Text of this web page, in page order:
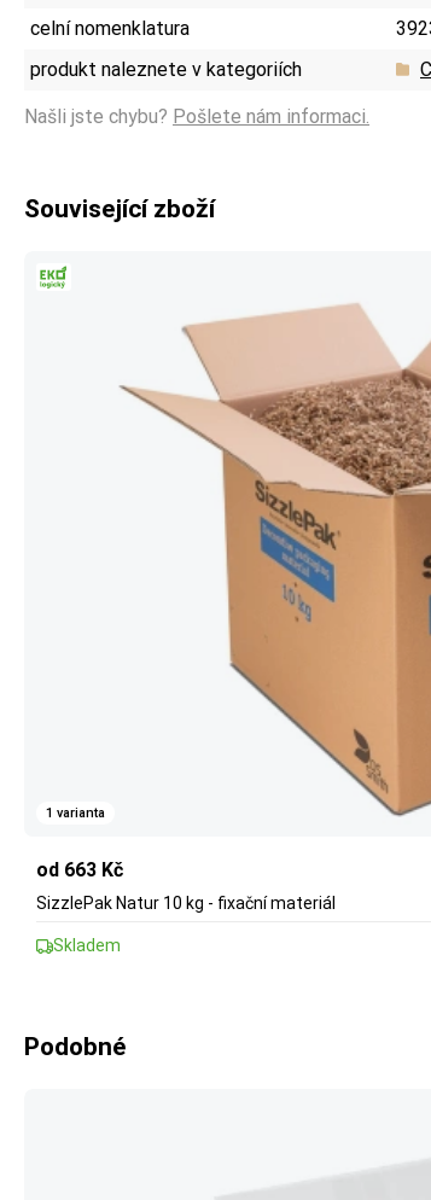
celní nomenklatura
produkt naleznete v kategoriích
Našli jste chybu? Pošlete nám informaci.
Související zboží
1 varianta
od 663 Kč
SizzlePak Natur 10 kg - fixační materiál
Skladem
Podobné